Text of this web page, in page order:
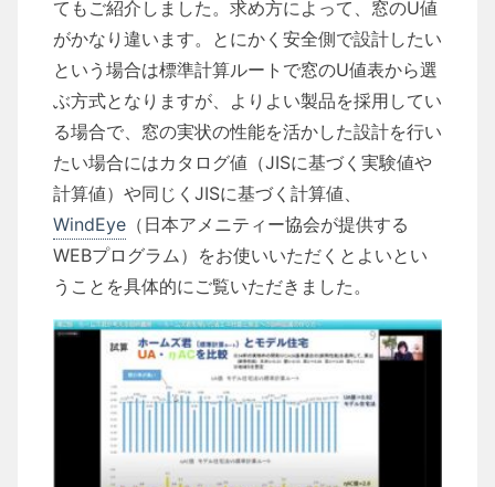
てもご紹介しました。求め方によって、窓のU値
がかなり違います。とにかく安全側で設計したい
という場合は標準計算ルートで窓のU値表から選
ぶ方式となりますが、よりよい製品を採用してい
る場合で、窓の実状の性能を活かした設計を行い
たい場合にはカタログ値（JISに基づく実験値や
計算値）や同じくJISに基づく計算値、
WindEye （日本アメニティー協会が提供する
WEBプログラム）をお使いいただくとよいとい
うことを具体的にご覧いただきました。